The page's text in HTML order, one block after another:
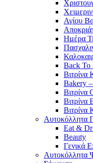
Αγίου
Ημέρα
Back To
Βιτρίνα
Bakery
Βιτρίνα
Βιτρίνα
Βιτρίνα
Αυτοκόλλητα
Eat &
Beauty
Γενικά
Αυτοκόλλητα